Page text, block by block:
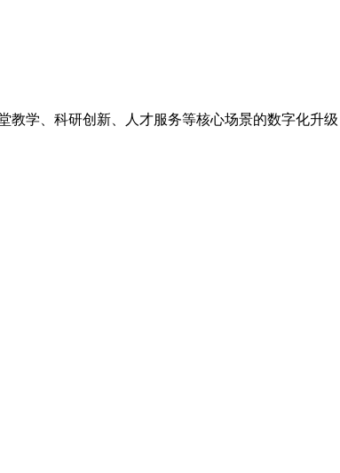
教学、科研创新、人才服务等核心场景的数字化升级